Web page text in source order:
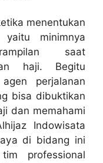
menentukan
yaitu minimnya
saat
haji. Begitu
perjalanan
bisa dibuktikan
dan memahami
Indowisata
di bidang ini
professional